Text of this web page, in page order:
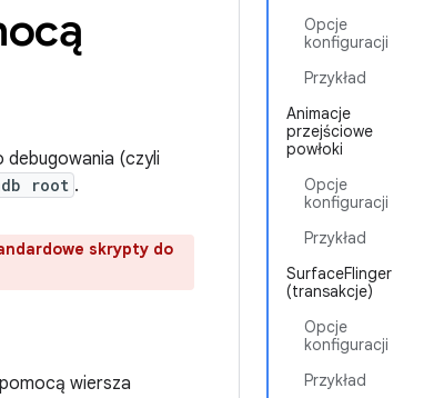
Opcje
konfiguracji
Przykład
Animacje
przejściowe
powłoki
Opcje
konfiguracji
Przykład
SurfaceFlinger
(transakcje)
Opcje
konfiguracji
Przykład
debugowania (czyli
root .
skrypty do
wiersza